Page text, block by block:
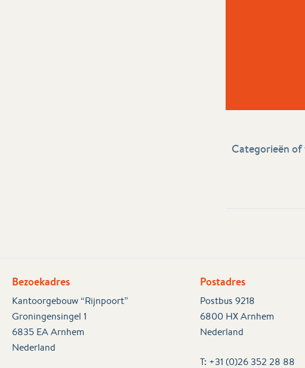
Categorieën
Bezoekadres
Kantoorgebouw “Rijnpoort”
Groningensingel 1
6835 EA Arnhem
Nederland
Postadres
Postbus 9218
6800 HX Arnhem
Nederland
T: +31 (0)26 352 28 88